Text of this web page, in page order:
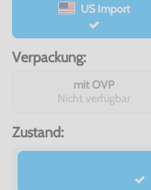
US Import
Verpackung:
mit OVP
Nicht verfügbar
Zustand: